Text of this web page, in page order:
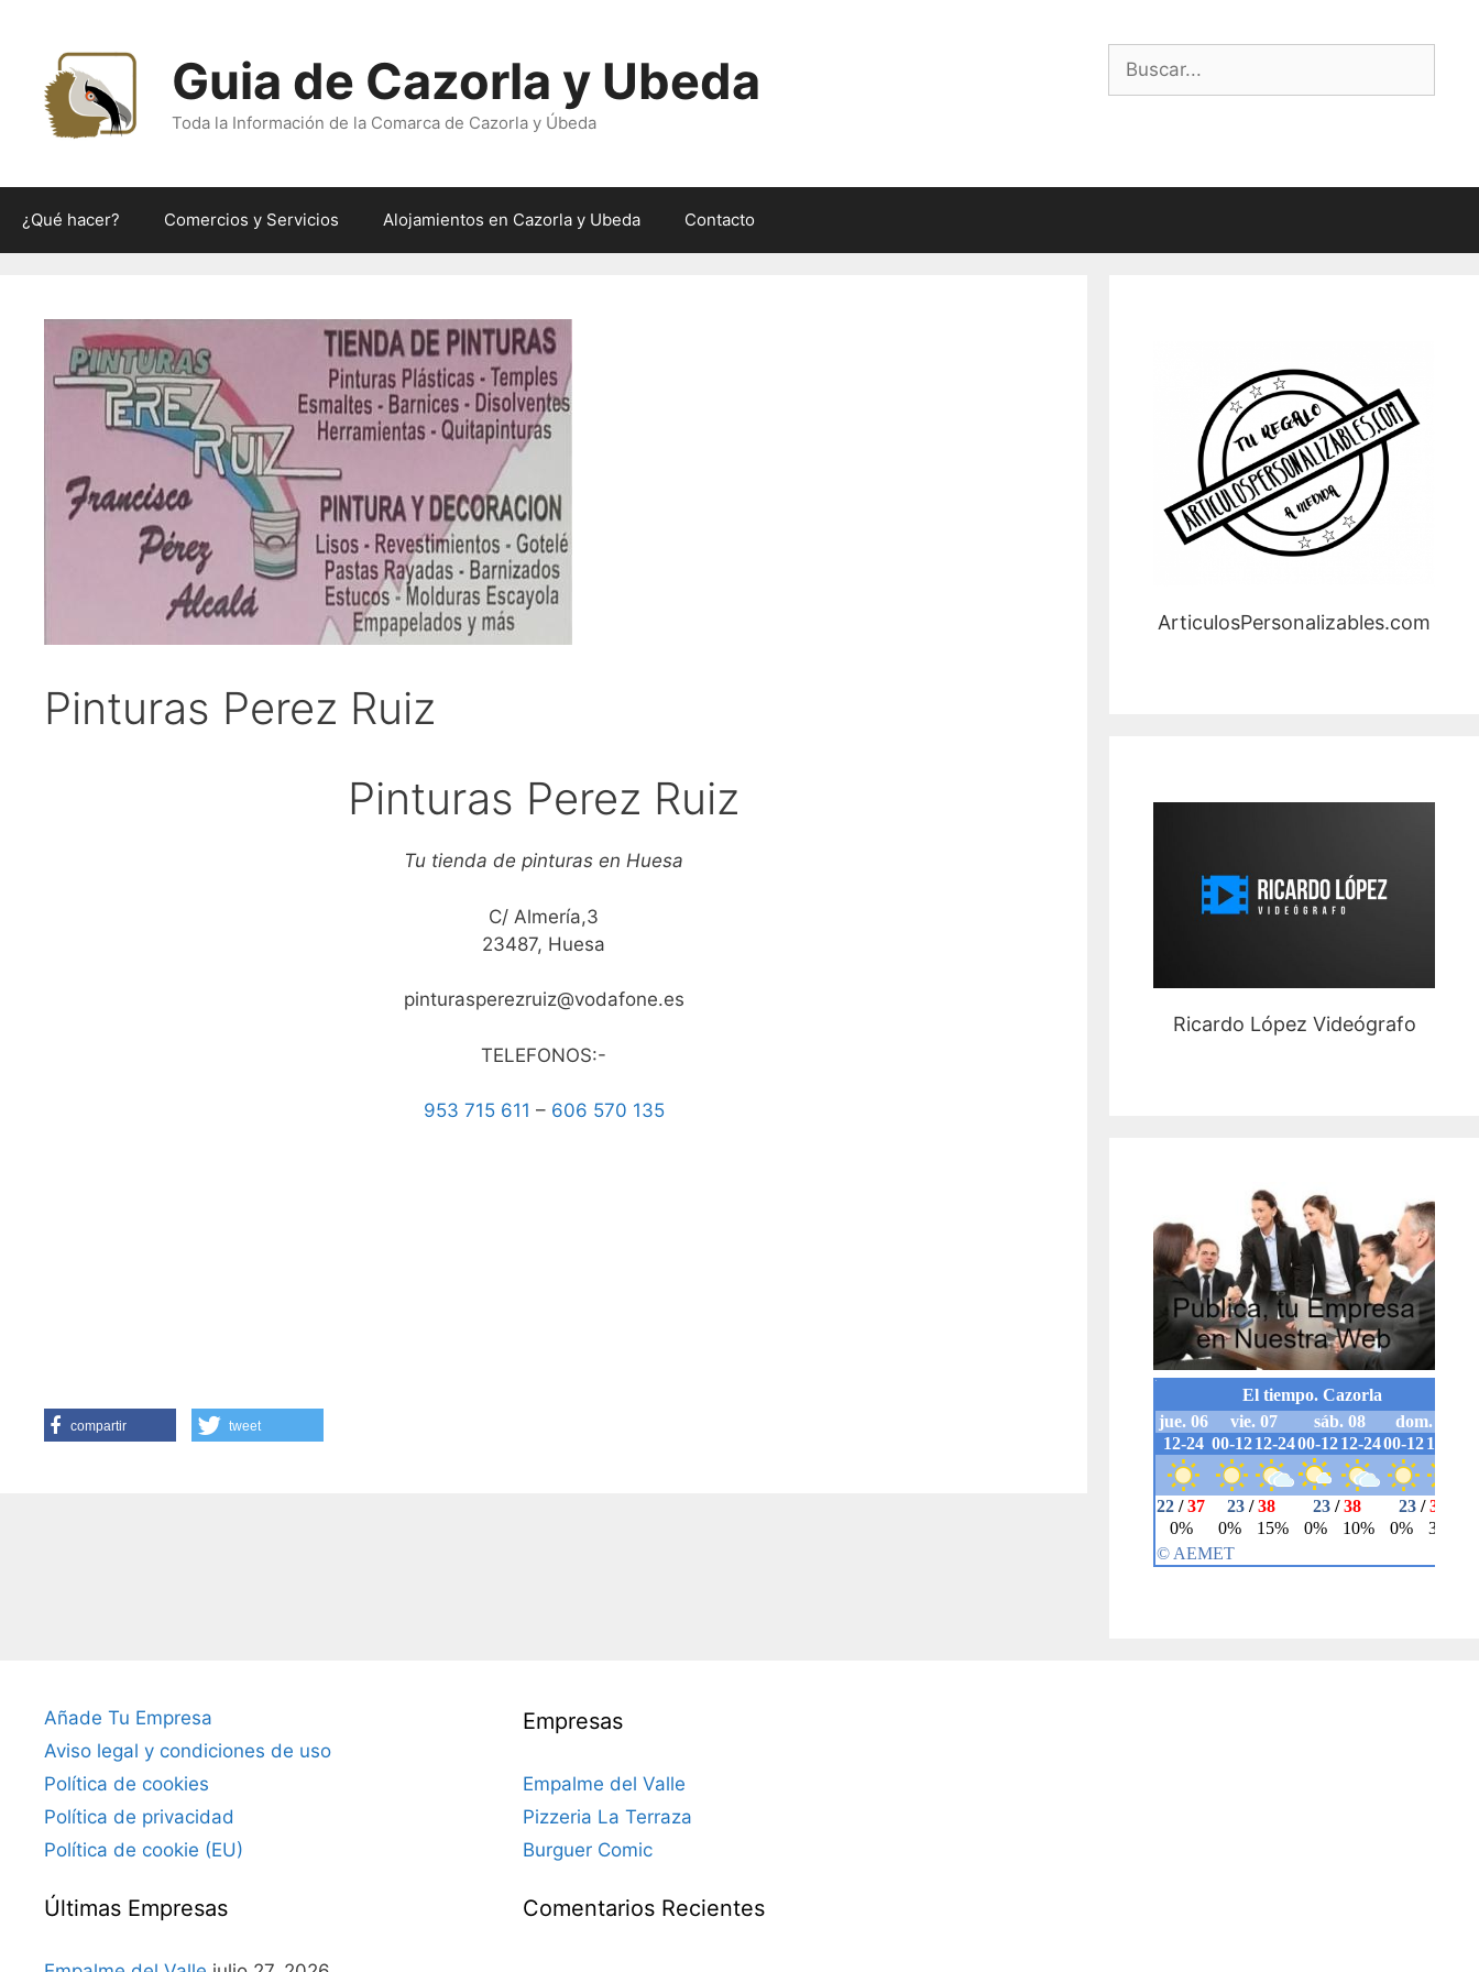
contenido
Buscar:
Guia de Cazorla y Ubeda
Toda la Información de la Comarca de Cazorla y Úbeda
¿Qué hacer? Comercios y Servicios Alojamientos en Cazorla y Ubeda Contacto
Pinturas Perez Ruiz
Pinturas Perez Ruiz
Tu tienda de pinturas en Huesa
C/ Almería,3
23487, Huesa
pinturasperezruiz@vodafone.es
TELEFONOS:-
953 715 611 – 606 570 135
compartir tweet
ArticulosPersonalizables.com
Ricardo López Videógrafo
Añade Tu Empresa
Aviso legal y condiciones de uso
Política de cookies
Política de privacidad
Política de cookie (EU)
Últimas Empresas
Empresas
Empalme del Valle
Pizzeria La Terraza
Burguer Comic
Comentarios Recientes